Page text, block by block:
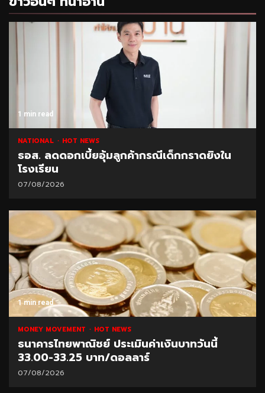
1 min read
NATIONAL HOT NEWS
ธอส. ลดดอกเบี้ยอุ้มลูกค้ากรณีเด็กกราดยิงใน
โรงเรียน
07/08/2026
1 min read
MONEY MOVEMENT HOT NEWS
ธนาคารไทยพาณิชย์ ประเมินค่าเงินบาทวันนี้
33.00-33.25 บาท/ดอลลาร์
07/08/2026